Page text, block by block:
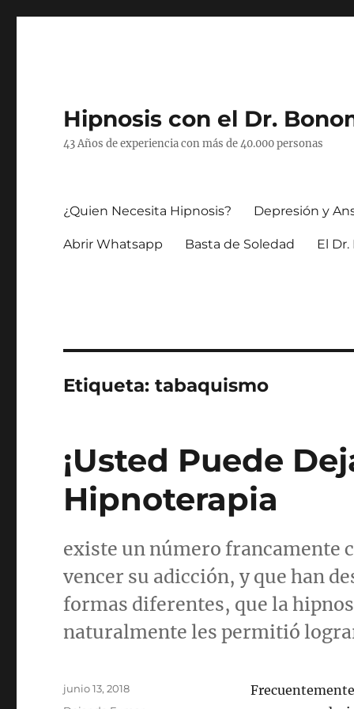
Hipnosis con el Dr.
43 Años de experiencia con más de 40.000 personas
¿Quien Necesita Hipnosis? Depresión y
Abrir Whatsapp Basta de Soledad El
Etiqueta:tabaquismo
¡Usted Puede
Hipnoterapia
existe un número francamente
vencer su adicción, y que han
formas diferentes, que la
naturalmente les permitió
Publicado
junio 13, 2018